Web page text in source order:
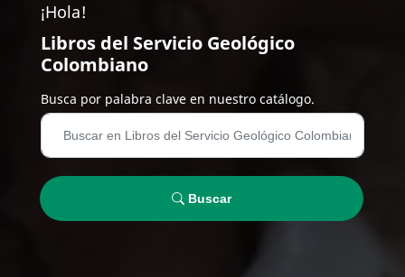
¡Hola!
Libros del Servicio Geológico
Colombiano
Busca por palabra clave en nuestro catálogo.
Buscar